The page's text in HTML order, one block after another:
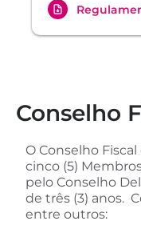
Conselho
O Conselho
cinco (5)
pelo Conselho
de três (3) anos.
entre outros: